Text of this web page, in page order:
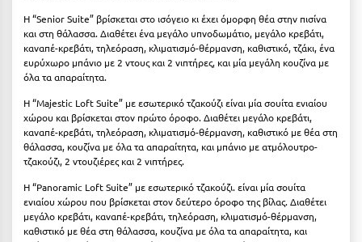
Κασσάνδρα
Καστοριά
Κατερίνη
Κέα - Τζιά
Κερατέα
Κέρκυρα
Κεφαλονιά
Η “Senior Suite” βρίσκεται στο ισόγειο κι έχει όμορφη θέα στην πισίνα
και στη θάλασσα. Διαθέτει ένα μεγάλο υπνοδωμάτιο, μεγάλο κρεβάτι,
καναπέ-κρεβάτι, τηλεόραση, κλιματισμό-θέρμανση, καθιστικό, τζάκι, ένα
ευρύχωρο μπάνιο με 2 ντους και 2 νιπτήρες, και μία μεγάλη κουζίνα με
όλα τα απαραίτητα.
Η “Majestic Loft Suite” με εσωτερικό τζακούζι είναι μία σουίτα ενιαίου
χώρου και βρίσκεται στον πρώτο όροφο. Διαθέτει μεγάλο κρεβάτι,
καναπέ-κρεβάτι, τηλεόραση, κλιματισμό-θέρμανση, καθιστικό με θέα στη
θάλασσα, κουζίνα με όλα τα απαραίτητα, και μπάνιο με ατμόλουτρο-
τζακούζι, 2 ντουζιέρες και 2 νιπτήρες.
Η “Panoramic Loft Suite” με εσωτερικό τζακούζι. είναι μία σουίτα
ενιαίου χώρου που βρίσκεται στον δεύτερο όροφο της βίλας. Διαθέτει
μεγάλο κρεβάτι, καναπέ-κρεβάτι, τηλεόραση, κλιματισμό-θέρμανση,
καθιστικό με θέα στη θάλασσα, κουζίνα με όλα τα απαραίτητα, και